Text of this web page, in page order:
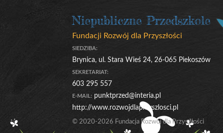
Niepubliczne Przedszkole
Fundacji Rozwój dla Przyszłości
SIEDZIBA:
Brynica, ul. Stara Wieś 24, 26-065 Piekoszów
SEKRETARIAT:
603 295 557
E-MAIL: punktprzed@interia.pl
http://www.rozwojdlaprzyszlosci.pl
© 2020-2026 Fundacja Rozwój dla Przyszłości